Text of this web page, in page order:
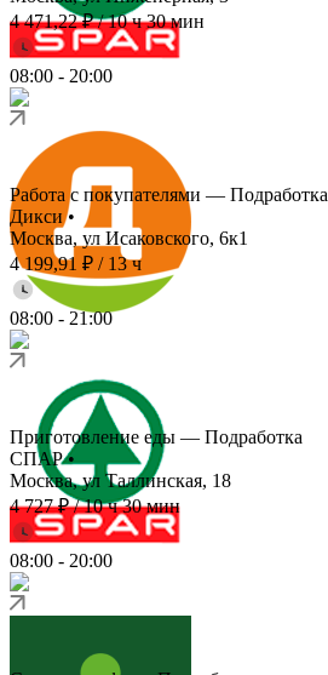
4 471,22 ₽/10 ч 30 мин
08:00 - 20:00
Работа с покупателями — Подработка
Дикси•
Москва, ул Исаковского, 6к1
4 199,91 ₽ / 13 ч
08:00 - 21:00
Приготовление еды — Подработка
СПАР•
Москва, ул Таллинская, 18
4 727 ₽/10 ч 30 мин
08:00 - 20:00